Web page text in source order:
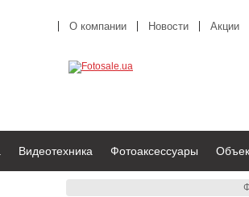
О компании Новости Акции
Видеотехника Фотоаксессуары